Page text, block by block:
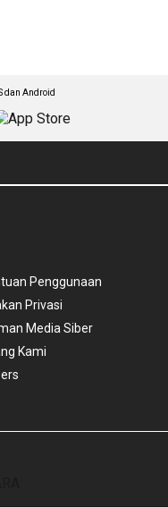
dan Android
Penggunaan
Privasi
Media Siber
Kami